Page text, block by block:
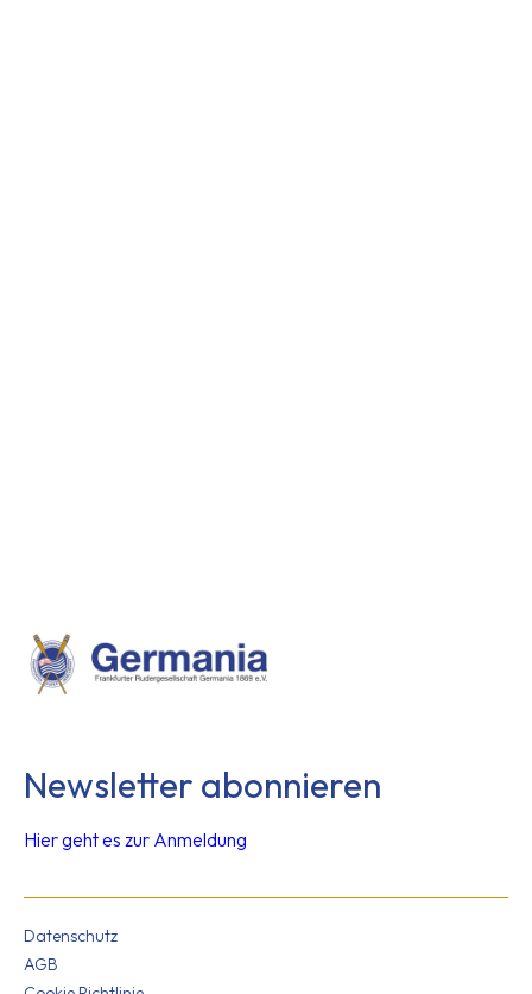
Newsletter abonnieren
Hier geht es zur Anmeldung
Datenschutz
AGB